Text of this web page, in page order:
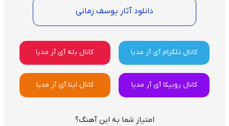
دانلود آثار یوسف زمانی
کانال تلگرام آی آر مدیا کانال بله آی آر مدیا
کانال روبیکا آی آر مدیا کانال ایتا آی آر مدیا
امتیاز شما به این آهنگ؟